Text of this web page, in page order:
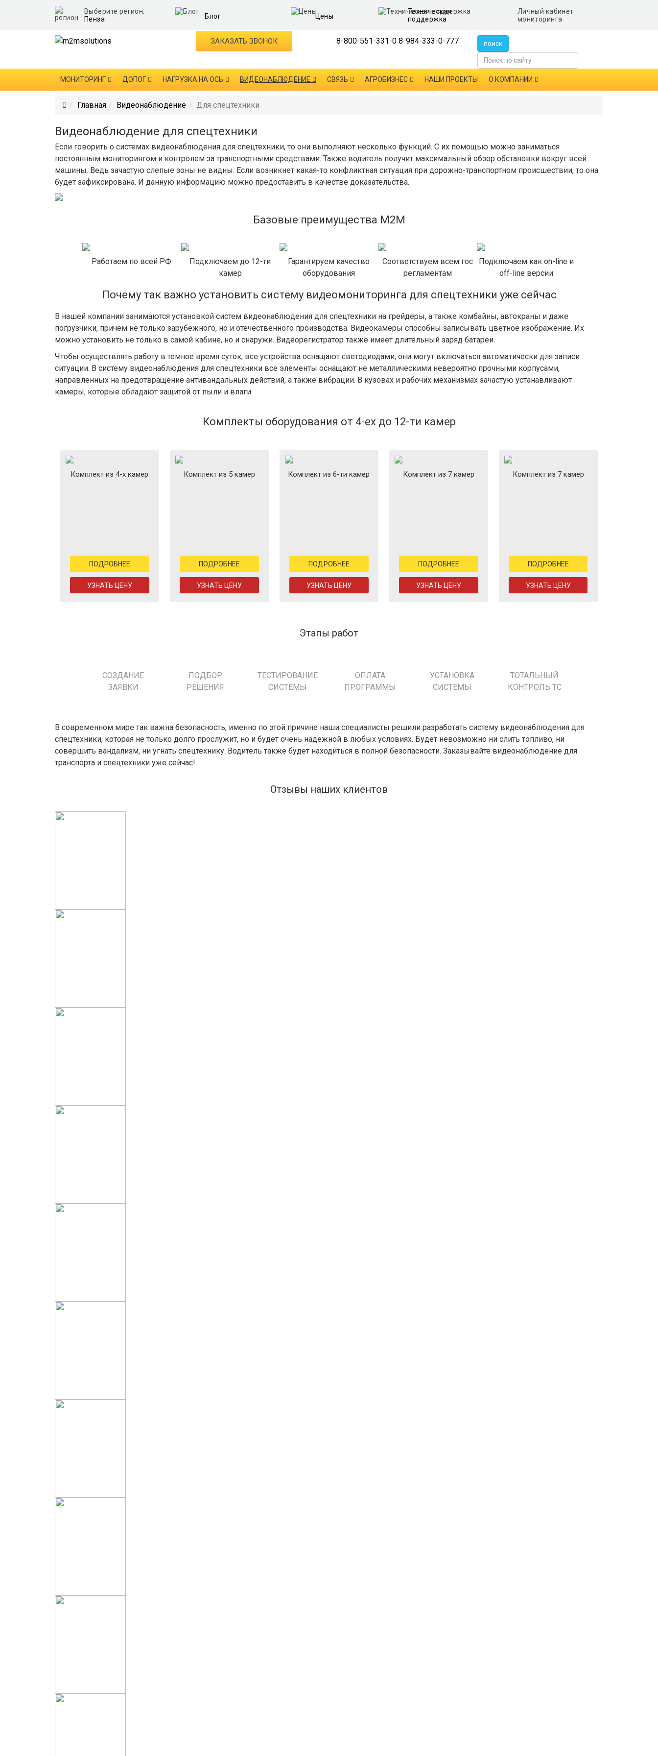
Выберите регион:
Пенза
Блог Цены
Техническая
поддержка
Личный кабинет
мониторинга
ЗАКАЗАТЬ ЗВОНОК 8-800-551-331-0 8-984-333-0-777 поиск
МОНИТОРИНГ ДОПОГ НАГРУЗКА НА ОСЬ ВИДЕОНАБЛЮДЕНИЕ СВЯЗЬ АГРОБИЗНЕС НАШИ ПРОЕКТЫ О КОМПАНИИ
Главная Видеонаблюдение Для спецтехники
Видеонаблюдение для спецтехники
Если говорить о системах видеонаблюдения для спецтехники, то они выполняют несколько функций. С их помощью можно заниматься
постоянным мониторингом и контролем за транспортными средствами. Также водитель получит максимальный обзор обстановки вокруг всей
машины. Ведь зачастую слепые зоны не видны. Если возникнет какая-то конфликтная ситуация при дорожно-транспортном происшествии, то она
будет зафиксирована. И данную информацию можно предоставить в качестве доказательства.
Базовые преимущества М2М
Работаем по всей РФ
Подключаем до 12-ти
камер
Гарантируем качество
оборудования
Соответствуем всем гос
регламентам
Подключаем как on-line и
off-line версии
Почему так важно установить систему видеомониторинга для спецтехники уже сейчас
В нашей компании занимаются установкой систем видеонаблюдения для спецтехники на грейдеры, а также комбайны, автокраны и даже
погрузчики, причем не только зарубежного, но и отечественного производства. Видеокамеры способны записывать цветное изображение. Их
можно установить не только в самой кабине, но и снаружи. Видеорегистратор также имеет длительный заряд батареи.
Чтобы осуществлять работу в темное время суток, все устройства оснащают светодиодами, они могут включаться автоматически для записи
ситуации. В систему видеонаблюдения для спецтехники все элементы оснащают не металлическими невероятно прочными корпусами,
направленных на предотвращение антивандальных действий, а также вибрации. В кузовах и рабочих механизмах зачастую устанавливают
камеры, которые обладают защитой от пыли и влаги.
Комплекты оборудования от 4-ех до 12-ти камер
Комплект из 4-х камер
ПОДРОБНЕЕ
УЗНАТЬ ЦЕНУ
Комплект из 5 камер
ПОДРОБНЕЕ
УЗНАТЬ ЦЕНУ
Комплект из 6-ти камер
ПОДРОБНЕЕ
УЗНАТЬ ЦЕНУ
Комплект из 7 камер
ПОДРОБНЕЕ
УЗНАТЬ ЦЕНУ
Комплект из 7 камер
ПОДРОБНЕЕ
УЗНАТЬ ЦЕНУ
Этапы работ
СОЗДАНИЕ
ЗАЯВКИ
ПОДБОР
РЕШЕНИЯ
ТЕСТИРОВАНИЕ
СИСТЕМЫ
ОПЛАТА
ПРОГРАММЫ
УСТАНОВКА
СИСТЕМЫ
ТОТАЛЬНЫЙ
КОНТРОЛЬ ТС
В современном мире так важна безопасность, именно по этой причине наши специалисты решили разработать систему видеонаблюдения для
спецтехники, которая не только долго прослужит, но и будет очень надежной в любых условиях. Будет невозможно ни слить топливо, ни
совершить вандализм, ни угнать спецтехнику. Водитель также будет находиться в полной безопасности. Заказывайте видеонаблюдение для
транспорта и спецтехники уже сейчас!
Отзывы наших клиентов